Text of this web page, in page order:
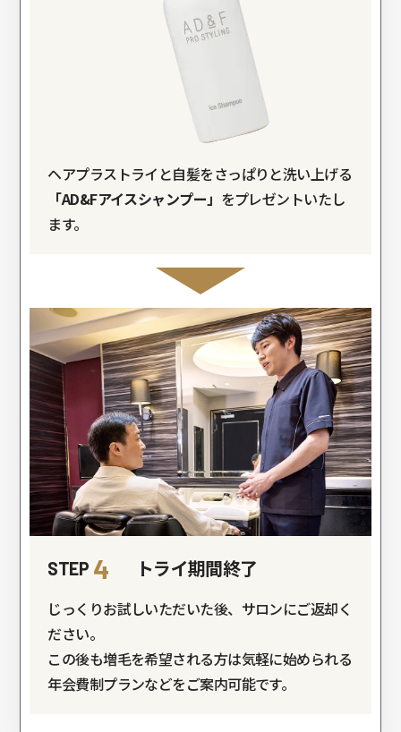
ヘアプラストライと自髪をさっぱりと洗い上げる
「AD&Fアイスシャンプー」 をプレゼントいたし
ます。
STEP 4 トライ期間終了
じっくりお試しいただいた後、サロンにご返却く
ださい。
この後も増毛を希望される方は気軽に始められる
年会費制プランなどをご案内可能です。